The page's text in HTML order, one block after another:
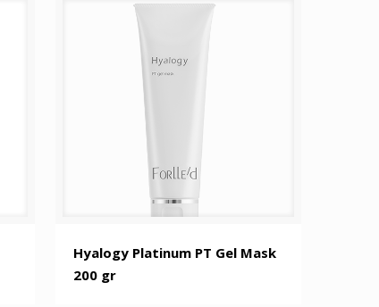
Hyalogy Platinum PT Gel Mask
200 gr